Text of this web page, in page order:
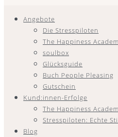
Angebote
Die Stresspiloten
The Happiness
soulbox
Glücksguide
Buch People Pleasing
Gutschein
Kund:innen-Erfolge
The Happiness
Stresspiloten: Echte
Blog